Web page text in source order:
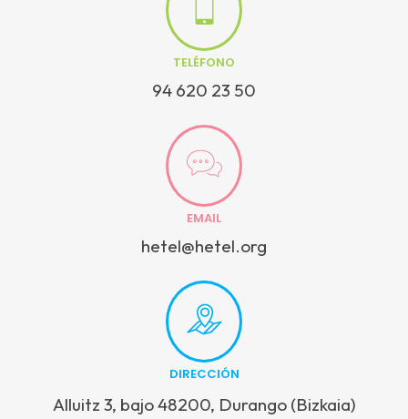
TELÉFONO
94 620 23 50
EMAIL
hetel@hetel.org
DIRECCIÓN
Alluitz 3, bajo 48200, Durango (Bizkaia)